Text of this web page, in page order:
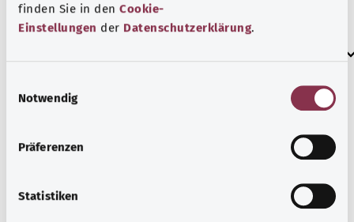
finden Sie in den Cookie-
Einstellungen der Datenschutzerklärung.
Notwendig
Präferenzen
Statistiken
مُقدم من شركة "Was hab’ ich?‎" ذات المسؤولية المحدودة غير
الربحية بالنيابة عن الوزارة الاتحادية للصحة (BMG).